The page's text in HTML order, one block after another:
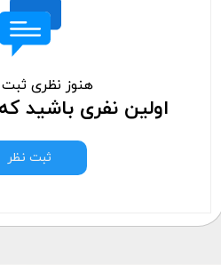
هنوز نظری
اولین نفری باشید
ثبت نظر